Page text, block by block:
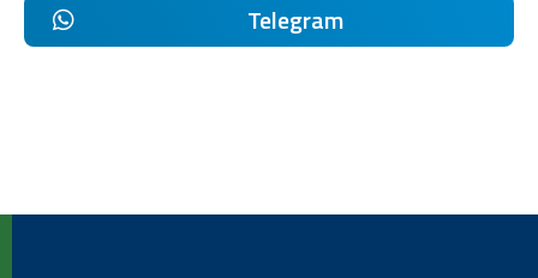
Telegram